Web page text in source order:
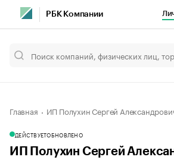
РБК Компании
Главная ИП Полухин Сергей
ДЕЙСТВУЕТОБНОВЛЕНО
ИП Полухин Сергей